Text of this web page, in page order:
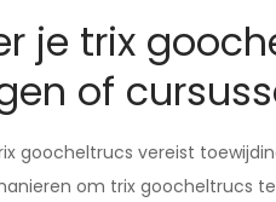
je trix
of
goocheltrucs vereist
om trix goocheltrucs